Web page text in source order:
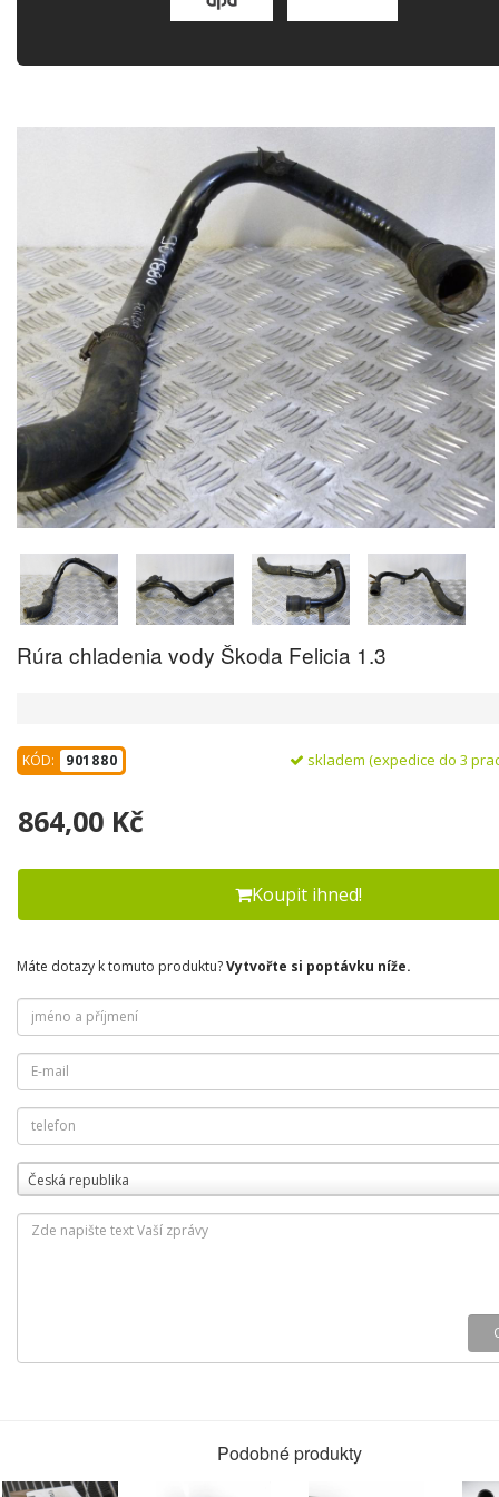
Rúra chladenia vody Škoda Felicia 1.3
KÓD: 901880 skladem (expedice do 3
864,00 Kč
Koupit ihned!
Máte dotazy k tomuto produktu?Vytvořte si poptávku níže.
Česká republika
Podobné produkty